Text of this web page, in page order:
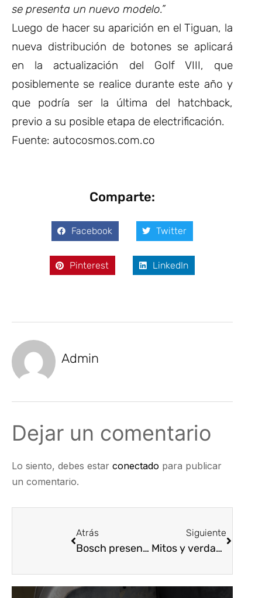
se presenta un nuevo modelo.”
Luego de hacer su aparición en el Tiguan, la
nueva distribución de botones se aplicará
en la actualización del Golf VIII, que
posiblemente se realice durante este año y
que podría ser la última del hatchback,
previo a su posible etapa de electrificación.
Fuente: autocosmos.com.co
Comparte:
Facebook Twitter
Pinterest LinkedIn
Admin
Dejar un comentario
Lo siento, debes estar conectado para publicar
un comentario.
Atrás
Bosch presentó lo mejor de sus productos en Expopartes 2023
Siguiente
Mitos y verdades de los servicios de seguros